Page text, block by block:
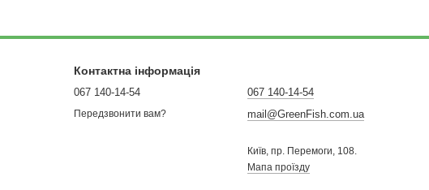
Контактна інформація
067 140-14-54
Передзвонити вам?
067 140-14-54
mail@GreenFish.com.ua
Київ, пр. Перемоги, 108.
Мапа проїзду